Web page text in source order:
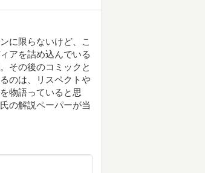
に限らないけど、こ
アを詰め込んでいる
その後のコミックと
のは、リスペクトや
物語っていると思
の解説ペーパーが当